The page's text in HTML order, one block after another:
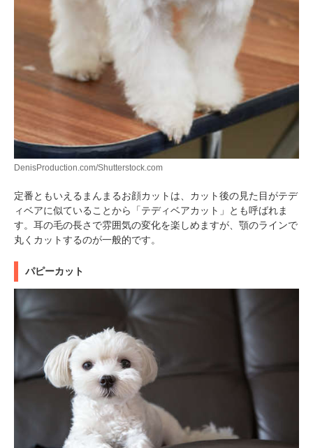
DenisProduction.com/Shutterstock.com
定番ともいえるまんまるお顔カットは、カット後の見た目がテデ
ィベアに似ていることから「テディベアカット」とも呼ばれま
す。耳の毛の長さで雰囲気の変化を楽しめますが、顎のラインで
丸くカットするのが一般的です。
パピーカット